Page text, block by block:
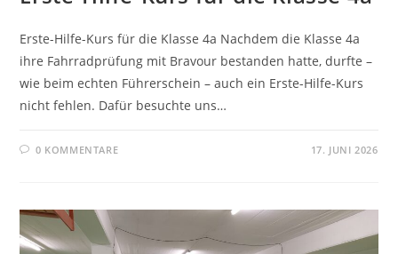
Erste-Hilfe-Kurs für die Klasse 4a Nachdem die Klasse 4a
ihre Fahrradprüfung mit Bravour bestanden hatte, durfte –
wie beim echten Führerschein – auch ein Erste-Hilfe-Kurs
nicht fehlen. Dafür besuchte uns…
0 KOMMENTARE 17. JUNI 2026